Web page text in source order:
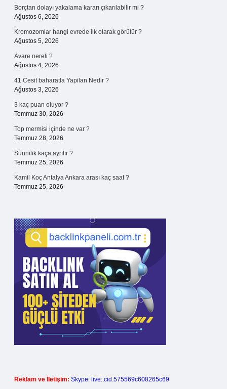
Borçtan dolayı yakalama kararı çıkarılabilir mi ?
Ağustos 6, 2026
Kromozomlar hangi evrede ilk olarak görülür ?
Ağustos 5, 2026
Avare nereli ?
Ağustos 4, 2026
41 Cesit baharatla Yapilan Nedir ?
Ağustos 3, 2026
3 kaç puan oluyor ?
Temmuz 30, 2026
Top mermisi içinde ne var ?
Temmuz 28, 2026
Sünnilik kaça ayrılır ?
Temmuz 25, 2026
Kamil Koç Antalya Ankara arası kaç saat ?
Temmuz 25, 2026
Reklam ve İletişim: Skype: live:.cid.575569c608265c69